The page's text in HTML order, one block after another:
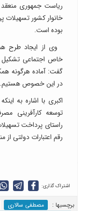
خانوار کشور تسهیلات
بوده است.
وی از ایجاد طرح
خاص اجتماعی تشکیل
گفت: آماده هرگونه
در این خصوص هستیم.
توسعه کارآفرینی
راستای پرداخت
رقم اعتبارات دولتی
اشتراک گذاری:
برچسب‎ها : مصطفی سالاری